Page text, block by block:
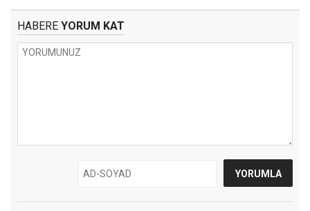
HABERE YORUM KAT